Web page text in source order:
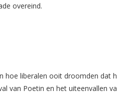
overeind.
hoe liberalen ooit droomden dat
van Poetin en het uiteenvallen